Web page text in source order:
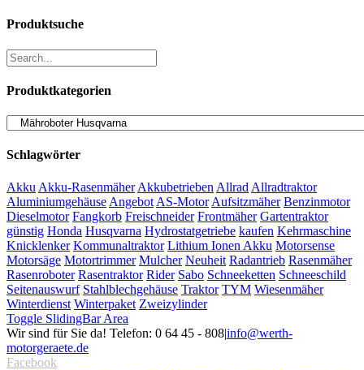
Produktsuche
Produktkategorien
Schlagwörter
Akku Akku-Rasenmäher Akkubetrieben Allrad Allradtraktor
Aluminiumgehäuse Angebot AS-Motor Aufsitzmäher Benzinmotor
Dieselmotor Fangkorb Freischneider Frontmäher Gartentraktor
günstig Honda Husqvarna Hydrostatgetriebe kaufen Kehrmaschine
Knicklenker Kommunaltraktor Lithium Ionen Akku Motorsense
Motorsäge Motortrimmer Mulcher Neuheit Radantrieb Rasenmäher
Rasenroboter Rasentraktor Rider Sabo Schneeketten Schneeschild
Seitenauswurf Stahlblechgehäuse Traktor TYM Wiesenmäher
Winterdienst Winterpaket Zweizylinder
Toggle SlidingBar Area
Wir sind für Sie da! Telefon: 0 64 45 - 808|info@werth-
motorgeraete.de
Facebook